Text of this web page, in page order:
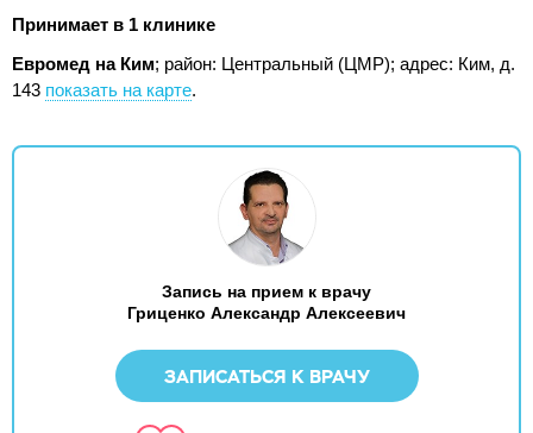
Принимает в 1 клинике
Евромед на Ким; район: Центральный (ЦМР); адрес: Ким, д.
143 показать на карте.
Запись на прием к врачу
Гриценко Александр Алексеевич
ЗАПИСАТЬСЯ К ВРАЧУ